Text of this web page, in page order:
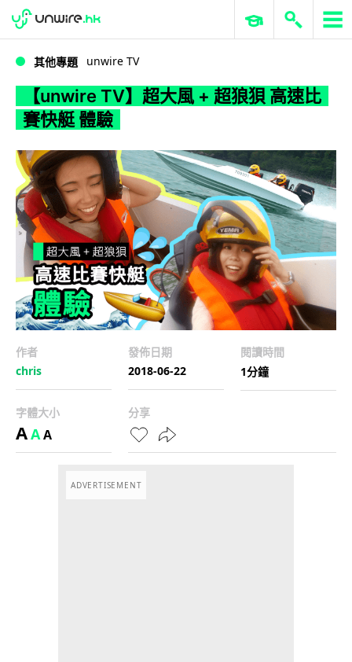
WWDC 2026 ERP 與商業 AI
其他專題 unwire TV
【unwire TV】超大風 + 超狼狽 高速比
賽快艇 體驗
作者
chris
發佈日期
2018-06-22
閱讀時間
1分鐘
字體大小
AAA
分享
ADVERTISEMENT